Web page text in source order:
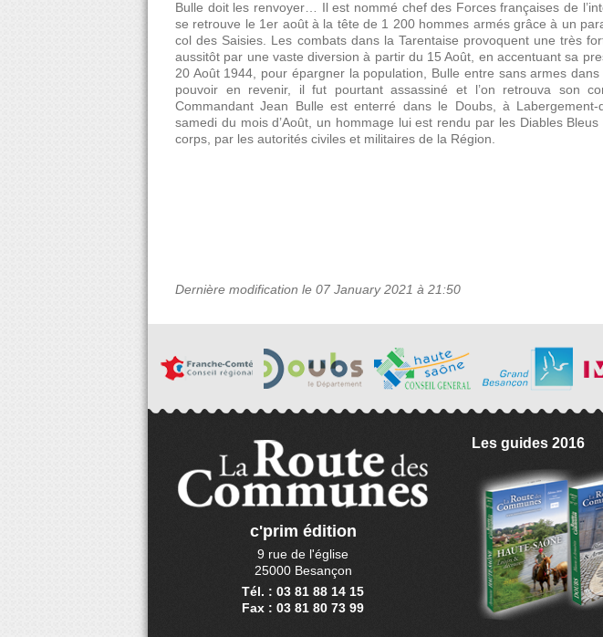
Bulle doit les renvoyer… Il est nommé chef des Forces françaises de
se retrouve le 1er août à la tête de 1 200 hommes armés grâce à un
col des Saisies. Les combats dans la Tarentaise provoquent une très
aussitôt par une vaste diversion à partir du 15 Août, en accentuant sa
20 Août 1944, pour épargner la population, Bulle entre sans armes
pouvoir en revenir, il fut pourtant assassiné et l’on retrouva son
Commandant Jean Bulle est enterré dans le Doubs, à
samedi du mois d’Août, un hommage lui est rendu par les Diables
corps, par les autorités civiles et militaires de la Région.
Dernière modification le 07 January 2021 à 21:50
c'prim édition
9 rue de l'église
25000 Besançon
Tél. : 03 81 88 14 15
Fax : 03 81 80 73 99
Les guides 2016